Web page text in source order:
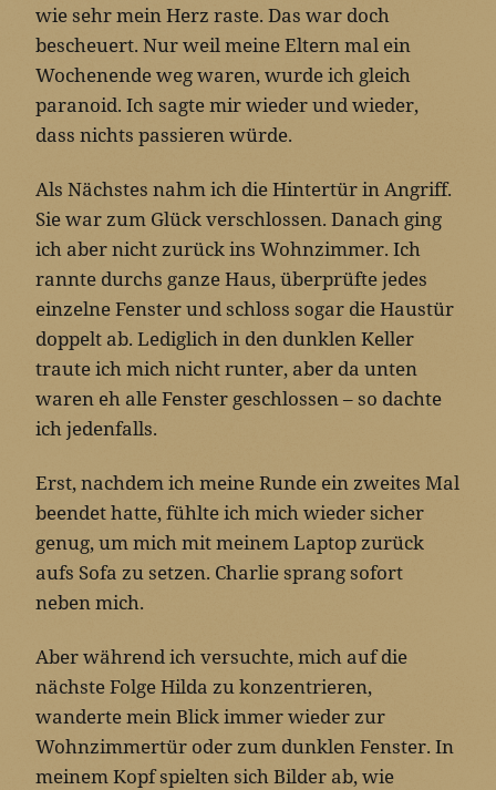
wie sehr mein Herz raste. Das war doch
bescheuert. Nur weil meine Eltern mal ein
Wochenende weg waren, wurde ich gleich
paranoid. Ich sagte mir wieder und wieder,
dass nichts passieren würde.
Als Nächstes nahm ich die Hintertür in Angriff.
Sie war zum Glück verschlossen. Danach ging
ich aber nicht zurück ins Wohnzimmer. Ich
rannte durchs ganze Haus, überprüfte jedes
einzelne Fenster und schloss sogar die Haustür
doppelt ab. Lediglich in den dunklen Keller
traute ich mich nicht runter, aber da unten
waren eh alle Fenster geschlossen – so dachte
ich jedenfalls.
Erst, nachdem ich meine Runde ein zweites Mal
beendet hatte, fühlte ich mich wieder sicher
genug, um mich mit meinem Laptop zurück
aufs Sofa zu setzen. Charlie sprang sofort
neben mich.
Aber während ich versuchte, mich auf die
nächste Folge Hilda zu konzentrieren,
wanderte mein Blick immer wieder zur
Wohnzimmertür oder zum dunklen Fenster. In
meinem Kopf spielten sich Bilder ab, wie